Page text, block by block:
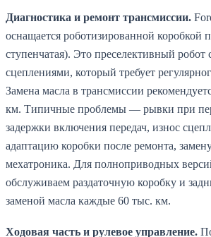
Диагностика и ремонт трансмиссии.
оснащается роботизированной коробкой
ступенчатая). Это преселективный робот
сцеплениями, который требует
Замена масла в трансмиссии
км. Типичные проблемы — рывки при
задержки включения передач, износ
адаптацию коробки после ремонта,
мехатроника. Для полноприводных
обслуживаем раздаточную коробку и
заменой масла каждые 60 тыс. км.
Ходовая часть и рулевое управление.